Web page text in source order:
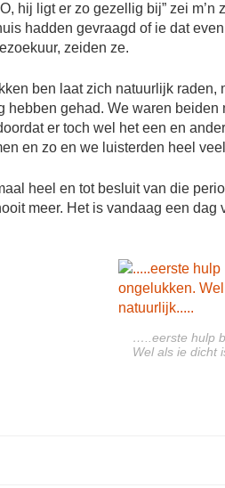
hij ligt er zo gezellig bij” zei
hadden gevraagd of ie dat
zeiden ze.
ben laat zich natuurlijk
hebben gehad. We waren
er toch wel het een en
en zo en we luisterden heel
heel en tot besluit van die
meer. Het is vandaag een
…..eerste hulp
Wel als ie dicht